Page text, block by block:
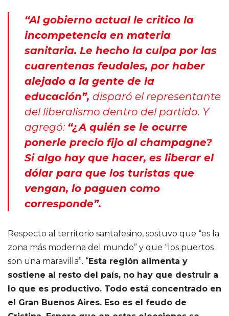
“Al gobierno actual le critico la
incompetencia en materia
sanitaria. Le hecho la culpa por las
cuarentenas feudales, por haber
alejado a la gente de la
educación”, disparó el representante
del liberalismo dentro del partido. Y
agregó: “¿A quién se le ocurre
ponerle precio fijo al champagne?
Si algo hay que hacer, es liberar el
dólar para que los turistas que
vengan, lo paguen como
corresponde”.
Respecto al territorio santafesino, sostuvo que “es la
zona más moderna del mundo” y que “los puertos
son una maravilla”. “Esta región alimenta y
sostiene al resto del país, no hay que destruir a
lo que es productivo. Todo está concentrado en
el Gran Buenos Aires. Eso es el feudo de